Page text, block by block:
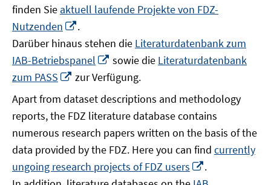
finden Sie aktuell laufende Projekte von FDZ-
Nutzenden
neuem
Fenster
öffnen
.
Darüber hinaus stehen die Literaturdatenbank zum
IAB-Betriebspanel
In
neuem
Fenster
öffnen
sowie die Literaturdatenbank
zum PASS
In
Fenster
öffnen
zur Verfügung.
Apart from dataset descriptions and methodology
reports, the FDZ literature database contains
numerous research papers written on the basis of the
data provided by the FDZ. Here you can find currently
ungoing research projects of FDZ users
neuem
.